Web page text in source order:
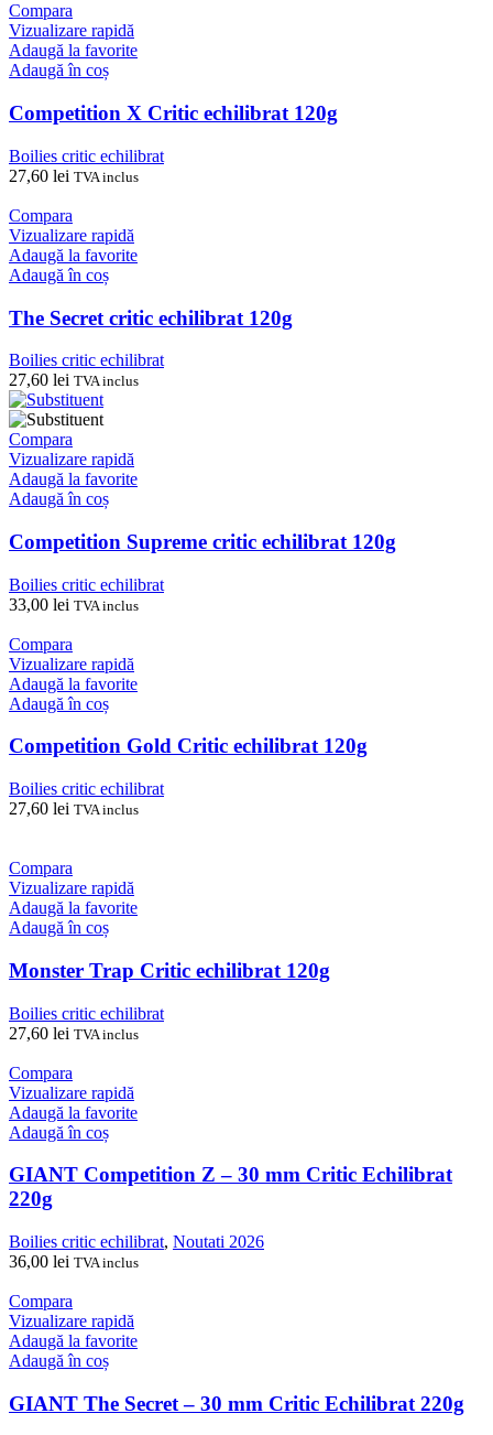
Compara
Vizualizare rapidă
Adaugă la favorite
Adaugă în coș
Competition X Critic echilibrat 120g
Boilies critic echilibrat
27,60 lei TVA inclus
Compara
Vizualizare rapidă
Adaugă la favorite
Adaugă în coș
The Secret critic echilibrat 120g
Boilies critic echilibrat
27,60 lei TVA inclus
Compara
Vizualizare rapidă
Adaugă la favorite
Adaugă în coș
Competition Supreme critic echilibrat 120g
Boilies critic echilibrat
33,00 lei TVA inclus
Compara
Vizualizare rapidă
Adaugă la favorite
Adaugă în coș
Competition Gold Critic echilibrat 120g
Boilies critic echilibrat
27,60 lei TVA inclus
Compara
Vizualizare rapidă
Adaugă la favorite
Adaugă în coș
Monster Trap Critic echilibrat 120g
Boilies critic echilibrat
27,60 lei TVA inclus
Compara
Vizualizare rapidă
Adaugă la favorite
Adaugă în coș
GIANT Competition Z – 30 mm Critic Echilibrat
220g
Boilies critic echilibrat, Noutati 2026
36,00 lei TVA inclus
Compara
Vizualizare rapidă
Adaugă la favorite
Adaugă în coș
GIANT The Secret – 30 mm Critic Echilibrat 220g